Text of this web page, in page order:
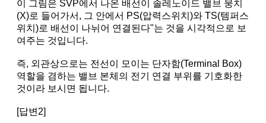
이 그림은 SVP에서 나온 배선이 솔레노이드 밸브 뭉치
(X)로 들어가서, 그 안에서 PS(압력스위치)와 TS(템퍼스
위치)로 배선이 나뉘어 연결된다"는 것을 시각적으로 보
여주는 것입니다.
즉, 외관상으로는 전선이 모이는 단자함(Terminal Box)
역할을 겸하는 밸브 본체의 전기 연결 부위를 기호화한
것이라 보시면 됩니다.
[답변2]